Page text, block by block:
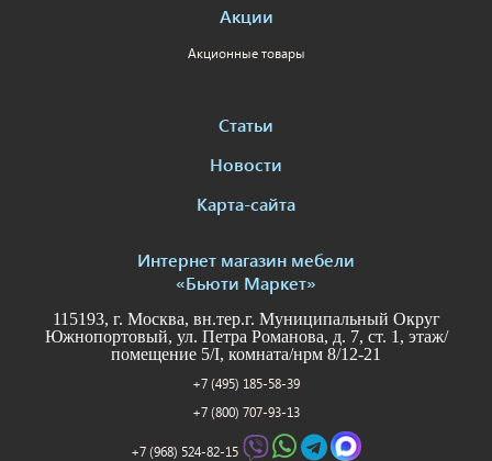
Акции
Акционные товары
Статьи
Новости
Карта-сайта
Интернет магазин мебели
«Бьюти Маркет»
115193, г. Москва, вн.тер.г. Муниципальный Округ
Южнопортовый, ул. Петра Романова, д. 7, ст. 1, этаж/
помещение 5/I, комната/нрм 8/12-21
+7 (495) 185-58-39
+7 (800) 707-93-13
+7 (968) 524-82-15